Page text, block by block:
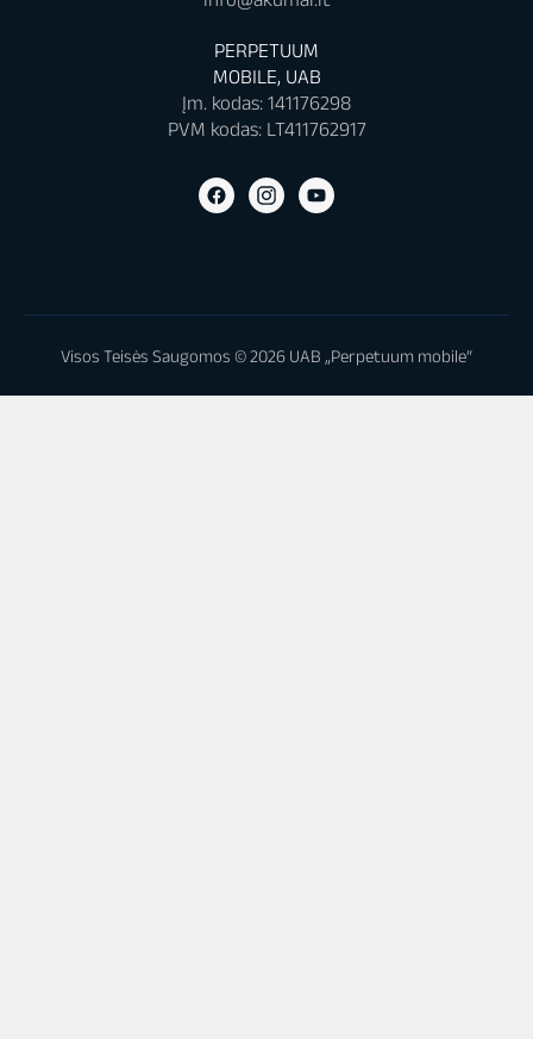
PERPETUUM
MOBILE, UAB
Įm. kodas: 141176298
PVM kodas: LT411762917
Visos Teisės Saugomos © 2026 UAB „Perpetuum mobile“